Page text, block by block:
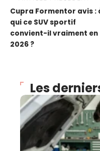
Cupra Formentor avis :
qui ce SUV sportif
convient-il vraiment en
2026 ?
Les